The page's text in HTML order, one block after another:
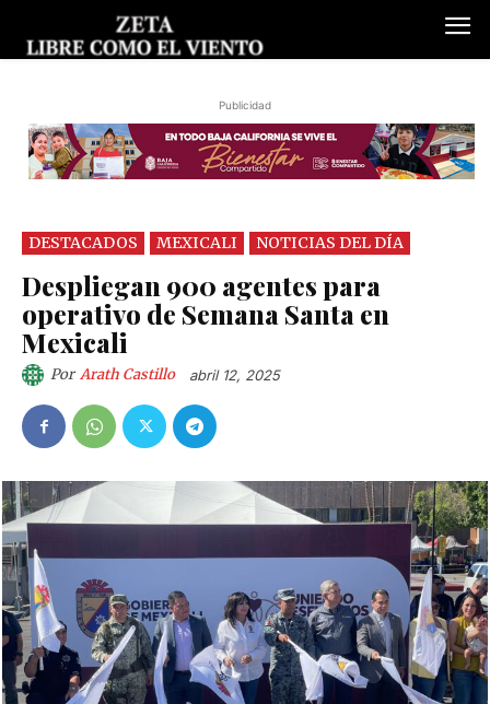
Publicidad
DESTACADOS MEXICALI NOTICIAS DEL DÍA
Despliegan 900 agentes para
operativo de Semana Santa en
Mexicali
Por Arath Castillo abril 12, 2025